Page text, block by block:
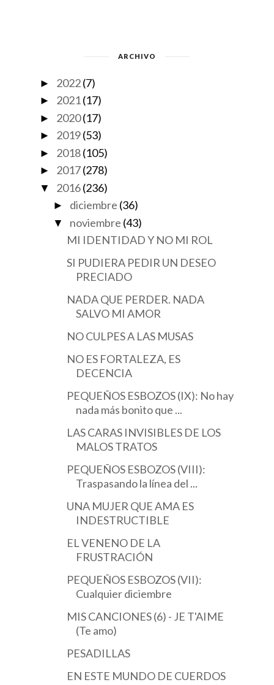
ARCHIVO
► 2022(7)
► 2021(17)
► 2020(17)
► 2019(53)
► 2018(105)
► 2017(278)
▼ 2016(236)
► diciembre (36)
▼ noviembre (43)
MI IDENTIDAD Y NO MI ROL
SI PUDIERA PEDIR UN DESEO
PRECIADO
NADA QUE PERDER. NADA
SALVO MI AMOR
NO CULPES A LAS MUSAS
NO ES FORTALEZA, ES
DECENCIA
PEQUEÑOS ESBOZOS (IX): No hay
nada más bonito que ...
LAS CARAS INVISIBLES DE LOS
MALOS TRATOS
PEQUEÑOS ESBOZOS (VIII):
Traspasando la línea del ...
UNA MUJER QUE AMA ES
INDESTRUCTIBLE
EL VENENO DE LA
FRUSTRACIÓN
PEQUEÑOS ESBOZOS (VII):
Cualquier diciembre
MIS CANCIONES (6) - JE T'AIME
(Te amo)
PESADILLAS
EN ESTE MUNDO DE CUERDOS